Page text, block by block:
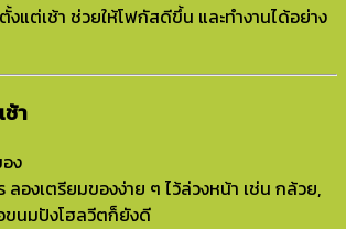
แต่เช้า ช่วยให้โฟกัสดีขึ้น และทำงานได้อย่าง
ช้า
ง
ลองเตรียมของง่าย ๆ ไว้ล่วงหน้า เช่น กล้วย,
ขนมปังโฮลวีตก็ยังดี